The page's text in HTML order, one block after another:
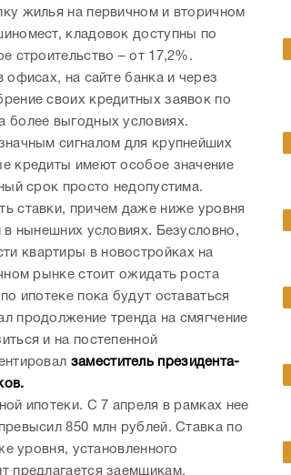
жилья на первичном и вторичном
кладовок доступны по
строительство – от 17,2%.
офисах, на сайте банка и через
своих кредитных заявок по
более выгодных условиях.
сигналом для крупнейших
кредиты имеют особое значение
срок просто недопустима.
ставки, причем даже ниже уровня
в нынешних условиях. Безусловно,
квартиры в новостройках на
рынке стоит ожидать роста
ипотеке пока будут оставаться
продолжение тренда на смягчение
и на постепенной
заместитель президента-
ипотеки. С 7 апреля в рамках нее
850 млн рублей. Ставка по
уровня, установленного
предлагается заемщикам,